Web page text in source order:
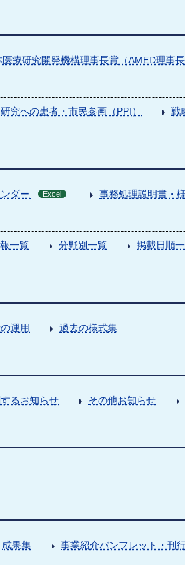
療研究開発機構理事長賞（AMED理事長
研究への患者・市民参画（PPI） 戦
ダー Excel 事務処理説明書・
一覧 分野別一覧 掲載日順
運用 過去の様式集
るお知らせ その他お知らせ
成果集 事業紹介パンフレット・刊